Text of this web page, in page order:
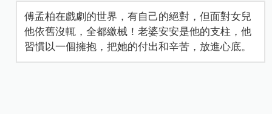
傅孟柏在戲劇的世界，有自己的絕對，但面對女兒
他依舊沒輒，全都繳械！老婆安安是他的支柱，他
習慣以一個擁抱，把她的付出和辛苦，放進心底。